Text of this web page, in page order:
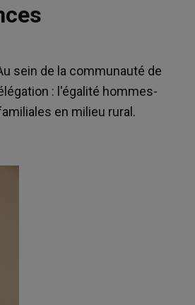
sein de la communauté de
: l'égalité hommes-
en milieu rural.